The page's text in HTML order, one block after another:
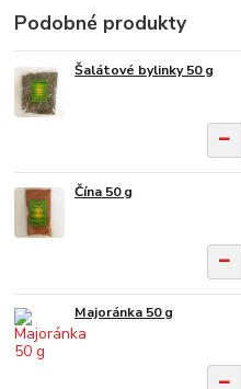
Podobné produkty
Šalátové bylinky 50 g
Čína 50 g
Majoránka 50 g